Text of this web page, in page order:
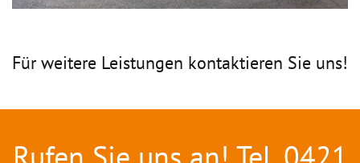
Für weitere Leistungen kontaktieren Sie uns!